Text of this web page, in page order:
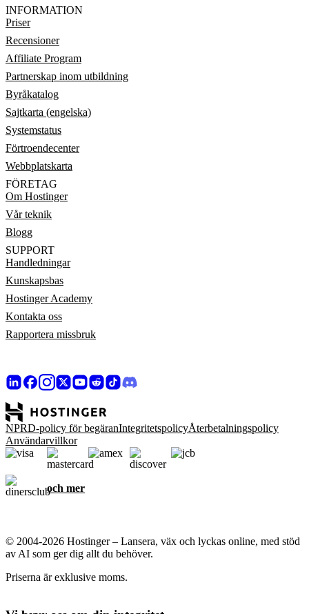
INFORMATION
Priser
Recensioner
Affiliate Program
Partnerskap inom utbildning
Byråkatalog
Sajtkarta (engelska)
Systemstatus
Förtroendecenter
Webbplatskarta
FÖRETAG
Om Hostinger
Vår teknik
Blogg
SUPPORT
Handledningar
Kunskapsbas
Hostinger Academy
Kontakta oss
Rapportera missbruk
NPRD-policy för begäranIntegritetspolicyÅterbetalningspolicy
Användarvillkor
och mer
© 2004-2026 Hostinger – Lansera, väx och lyckas online, med stöd
av AI som ger dig allt du behöver.
Priserna är exklusive moms.